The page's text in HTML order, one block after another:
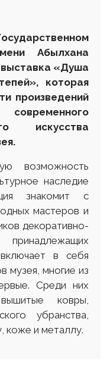
Абылхана
«Душа
», которая
произведений
искусства
возможность
наследие
знакомит с
мастеров и
декоративно-
принадлежащих
в себя
музея, многие из
Среди них
ковры,
убранства,
коже и металлу.